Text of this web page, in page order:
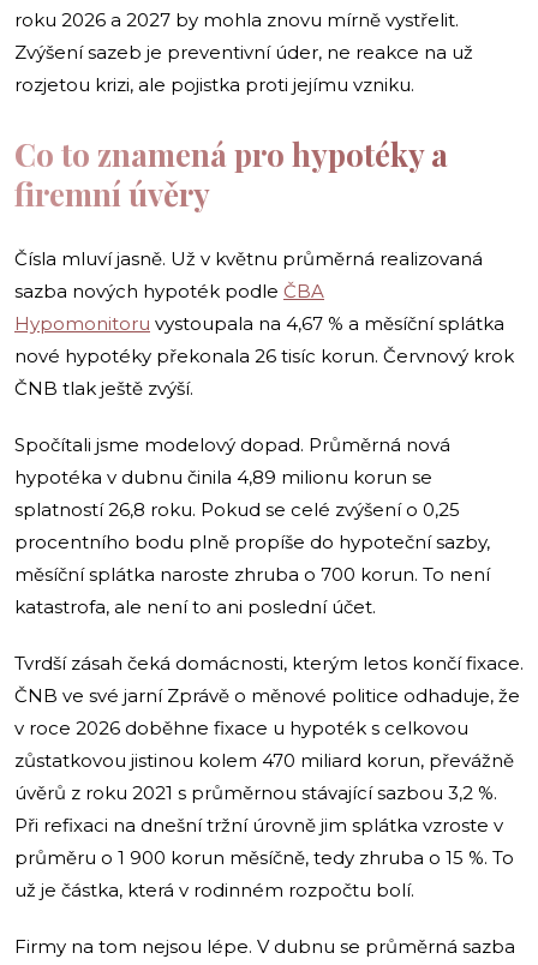
roku 2026 a 2027 by mohla znovu mírně vystřelit.
Zvýšení sazeb je preventivní úder, ne reakce na už
rozjetou krizi, ale pojistka proti jejímu vzniku.
Co to znamená pro hypotéky a
firemní úvěry
Čísla mluví jasně. Už v květnu průměrná realizovaná
sazba nových hypoték podle ČBA
Hypomonitoru vystoupala na 4,67 % a měsíční splátka
nové hypotéky překonala 26 tisíc korun. Červnový krok
ČNB tlak ještě zvýší.
Spočítali jsme modelový dopad. Průměrná nová
hypotéka v dubnu činila 4,89 milionu korun se
splatností 26,8 roku. Pokud se celé zvýšení o 0,25
procentního bodu plně propíše do hypoteční sazby,
měsíční splátka naroste zhruba o 700 korun. To není
katastrofa, ale není to ani poslední účet.
Tvrdší zásah čeká domácnosti, kterým letos končí fixace.
ČNB ve své jarní Zprávě o měnové politice odhaduje, že
v roce 2026 doběhne fixace u hypoték s celkovou
zůstatkovou jistinou kolem 470 miliard korun, převážně
úvěrů z roku 2021 s průměrnou stávající sazbou 3,2 %.
Při refixaci na dnešní tržní úrovně jim splátka vzroste v
průměru o 1 900 korun měsíčně, tedy zhruba o 15 %. To
už je částka, která v rodinném rozpočtu bolí.
Firmy na tom nejsou lépe. V dubnu se průměrná sazba